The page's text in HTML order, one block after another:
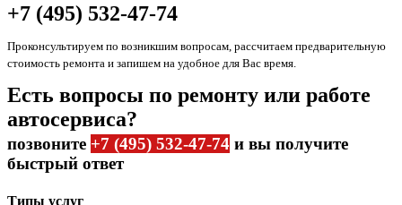
+7 (495) 532-47-74
Проконсультируем по возникшим вопросам, рассчитаем предварительную
стоимость ремонта и запишем на удобное для Вас время.
Есть вопросы по ремонту или работе
автосервиса?
позвоните +7 (495) 532-47-74 и вы получите
быстрый ответ
Типы услуг